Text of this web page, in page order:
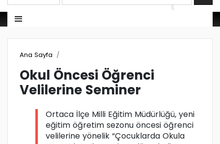
Ana Sayfa
Okul Öncesi Öğrenci
Velilerine Seminer
Ortaca İlçe Milli Eğitim Müdürlüğü, yeni
eğitim öğretim sezonu öncesi öğrenci
velilerine yönelik “Çocuklarda Okula